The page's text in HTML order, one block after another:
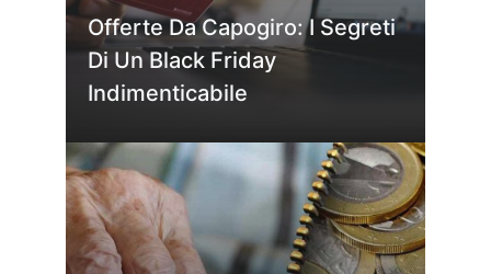
Offerte Da Capogiro: I Segreti
Di Un Black Friday
Indimenticabile